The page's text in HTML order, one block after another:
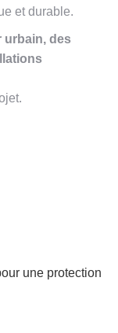
et durable.
urbain, des
une protection